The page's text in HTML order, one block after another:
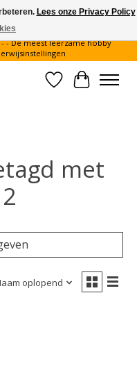
gratis te
- De meest leerzame hobby
Verlanglijst
met
oplopend
Lees onze Privacy Policy